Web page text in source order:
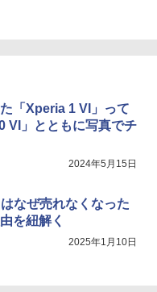
「Xperia 1 VI」って
VI」とともに写真でチ
2024年5月15日
なぜ売れなくなった
を紐解く
2025年1月10日